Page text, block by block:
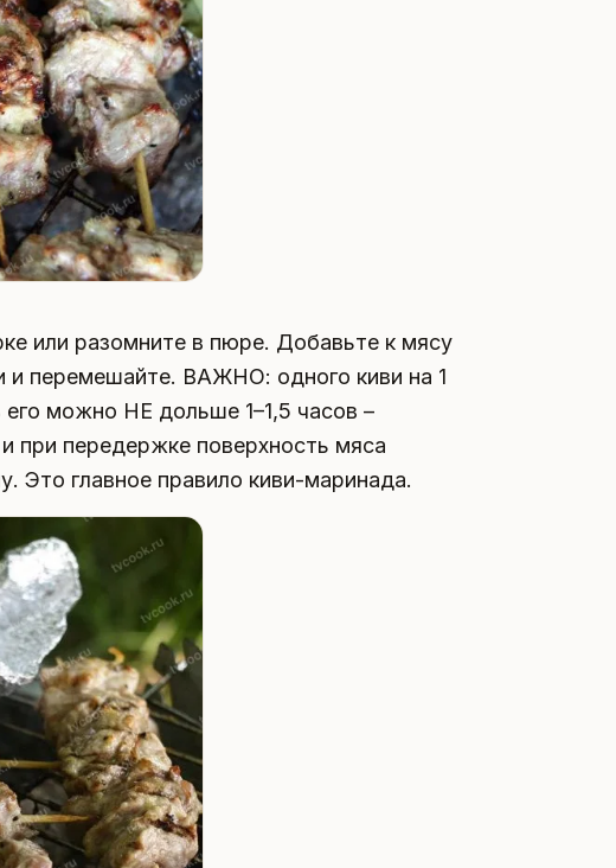
или разомните в пюре. Добавьте к мясу
и перемешайте. ВАЖНО: одного киви на 1
можно НЕ дольше 1–1,5 часов –
при передержке поверхность мяса
Это главное правило киви-маринада.